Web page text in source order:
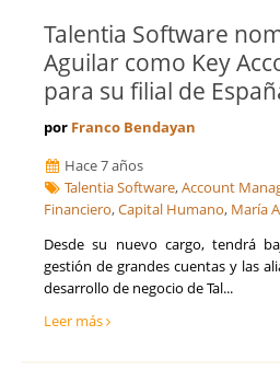
Talentia Software
Aguilar como Key
para su filial de
por Franco Bendayan
Hace 7 años
Talentia Software,Account
Financiero,Capital Humano, María
Desde su nuevo cargo, tendrá
gestión de grandes cuentas y las
desarrollo de negocio de Tal...
Leer más